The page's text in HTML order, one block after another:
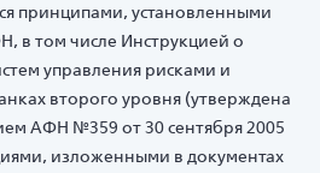
принципами, установленными
в том числе Инструкцией о
управления рисками и
второго уровня (утверждена
АФН №359 от 30 сентября 2005
изложенными в документах